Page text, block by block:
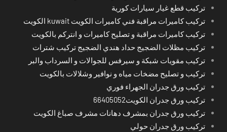
تركيب قطع غيار سيارات كورية
تركيب كاميرات مراقبة فني كاميرات الكويت kuwait الكويت
تركيب كاميرات مراقبة و تصليح كاميرات و انتركم بالكويت
تركيب مظلات الضجيج حداد هندي الضجيج تركيب شترات
تركيب مقويات شبكة و سيرفس للجوالات و السرداب والبر
تركيب و تصليح مضخات مياه و نوافير وشلالات بالكويت
تركيب ورق جدران الجهراء فوري
تركيب ورق جدران الكويت66405052
تركيب ورق جدران بمشرف دهانات مشرف صباغ الكويت
تركيب ورق جدران حولي